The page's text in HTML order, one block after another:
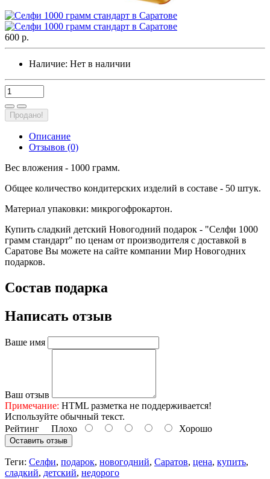
600 р.
Наличие: Нет в наличии
Продано!
Описание
Отзывов (0)
Вес вложения - 1000 грамм.
Общее количество кондитерских изделий в составе - 50 штук.
Материал упаковки: микрогофрокартон.
Купить сладкий детский Новогодний подарок - "Селфи 1000
грамм стандарт" по ценам от производителя с доставкой в
Саратове Вы можете на сайте компании Мир Новогодних
подарков.
Состав подарка
Написать отзыв
Ваше имя
Ваш отзыв
Примечание: HTML разметка не поддерживается!
Используйте обычный текст.
Рейтинг Плохо Хорошо
Оставить отзыв
Теги: Селфи, подарок, новогодний, Саратов, цена, купить,
сладкий, детский, недорого